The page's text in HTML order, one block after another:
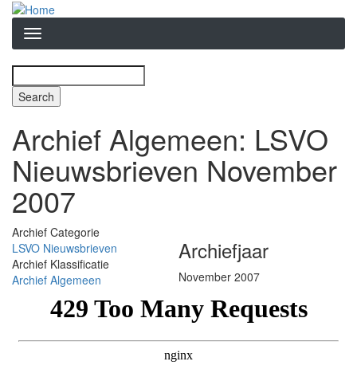
Overslaan
en
inhoud
gaan
Zoekveld
Archief Algemeen: LSVO
Nieuwsbrieven November
2007
Archief Categorie
LSVO Nieuwsbrieven
Archief Klassificatie
Archief Algemeen
Archiefjaar
November 2007